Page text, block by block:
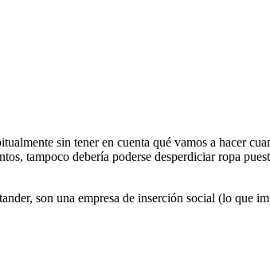
sin tener en cuenta qué vamos a hacer
tampoco debería poderse desperdiciar ropa
son una empresa de inserción social (lo que